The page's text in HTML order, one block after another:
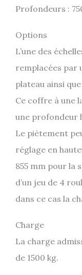
Profondeurs :
Options
L’une des
remplacées par
plateau ainsi
Ce coffre à une
une profondeur
Le piètement
réglage en
855 mm pour la
d’un jeu de 4
dans ce cas la
Charge
La charge
de 1500 kg.